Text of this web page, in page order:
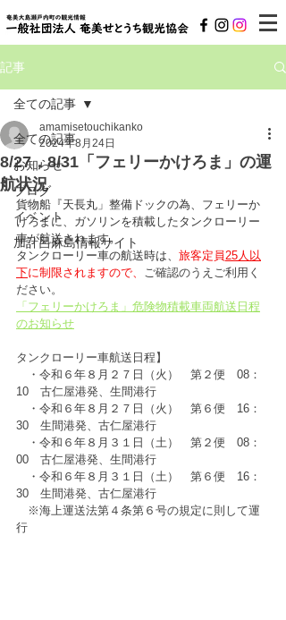
記事
全ての記事
お知らせ
ブログ
イベント
加計呂麻島情報サイト
全ての記事
8/27，8/31「フェリーかけろま」の運
航状況
amamisetouchikanko
2024年8月24日
貨物船『天長丸」整備ドックの為、フェリーか
けろまに、ガソリンを積載したタンクローリー
車が航送されます。
タンクローリー車の航送時は、 旅客定員25人以
下に制限されますので、 ご確認のうえご利用く
ださい。
「フェリーかけろま」危険物積載車両航送日程
のお知らせ
タンクローリー車航送日程】
・令和６年８月２７日（火）　第２便　08：
10　古仁屋港発、生間港行
・令和６年８月２７日（火）　第６便　16：
30　生間港発、古仁屋港行
・令和６年８月３１日（土）　第２便　08：
00　古仁屋港発、生間港行
・令和６年８月３１日（土）　第６便　16：
30　生間港発、古仁屋港行
※海上運送法第４条第６号の規定に則して運
行